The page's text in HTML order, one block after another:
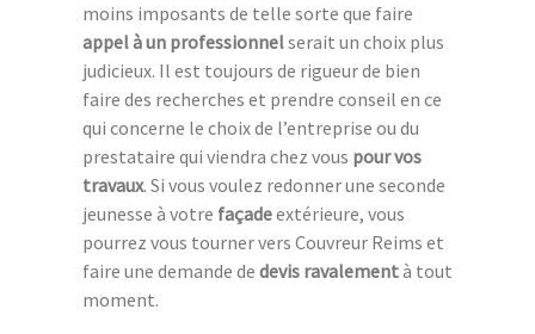
moins imposants de telle sorte que faire
appel à un professionnelserait un choix plus
judicieux. Il est toujours de rigueur de bien
faire des recherches et prendre conseil en ce
qui concerne le choix de l’entreprise ou du
prestataire qui viendra chez vous pour vos
travaux. Si vous voulez redonner une seconde
jeunesse à votre façadeextérieure, vous
pourrez vous tourner vers Couvreur Reims et
faire une demande de devis ravalementà tout
moment.